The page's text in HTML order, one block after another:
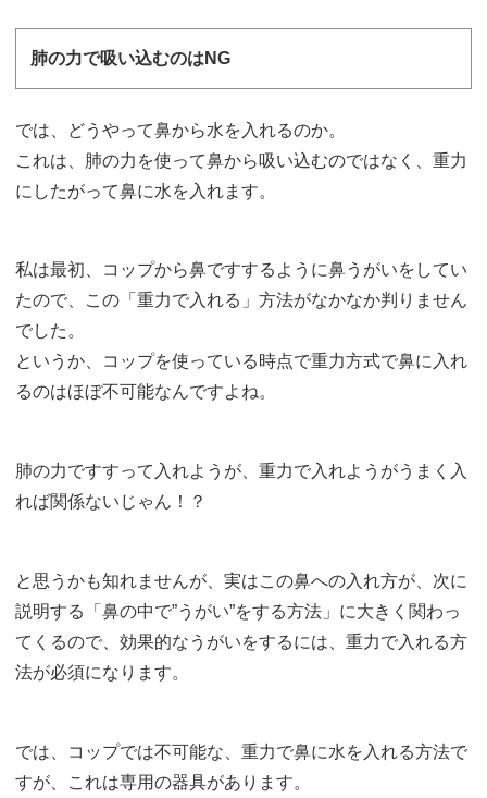
肺の力で吸い込むのはNG
では、どうやって鼻から水を入れるのか。
これは、肺の力を使って鼻から吸い込むのではなく、重力
にしたがって鼻に水を入れます。
私は最初、コップから鼻ですするように鼻うがいをしてい
たので、この「重力で入れる」方法がなかなか判りません
でした。
というか、コップを使っている時点で重力方式で鼻に入れ
るのはほぼ不可能なんですよね。
肺の力ですすって入れようが、重力で入れようがうまく入
れば関係ないじゃん！？
と思うかも知れませんが、実はこの鼻への入れ方が、次に
説明する「鼻の中で”うがい”をする方法」に大きく関わっ
てくるので、効果的なうがいをするには、重力で入れる方
法が必須になります。
では、コップでは不可能な、重力で鼻に水を入れる方法で
すが、これは専用の器具があります。